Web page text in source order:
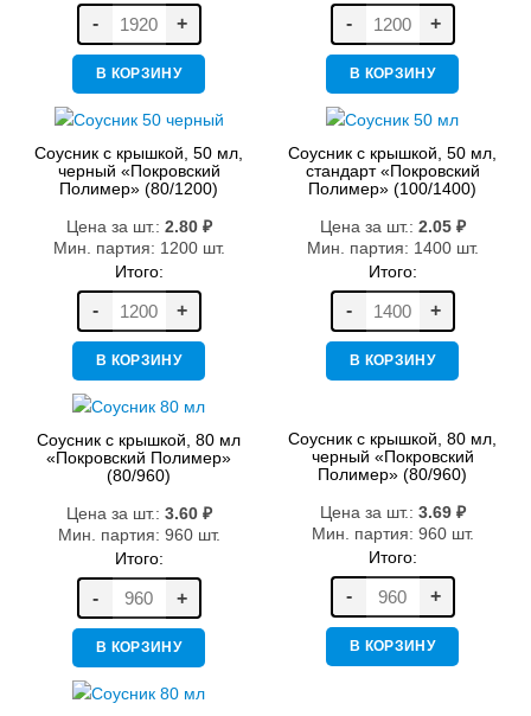
- +
В КОРЗИНУ
- +
В КОРЗИНУ
Соусник с крышкой, 50 мл,
черный «Покровский
Полимер» (80/1200)
Цена за шт.: 2.80 ₽
Мин. партия: 1200 шт.
Итого:
- +
В КОРЗИНУ
Соусник с крышкой, 50 мл,
стандарт «Покровский
Полимер» (100/1400)
Цена за шт.: 2.05 ₽
Мин. партия: 1400 шт.
Итого:
- +
В КОРЗИНУ
Соусник с крышкой, 80 мл
«Покровский Полимер»
(80/960)
Цена за шт.: 3.60 ₽
Мин. партия: 960 шт.
Итого:
- +
В КОРЗИНУ
Соусник с крышкой, 80 мл,
черный «Покровский
Полимер» (80/960)
Цена за шт.: 3.69 ₽
Мин. партия: 960 шт.
Итого:
- +
В КОРЗИНУ